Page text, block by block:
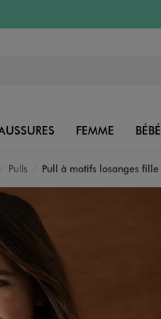
FEMME BÉBÉ
Pulls Pull à motifs losanges fille